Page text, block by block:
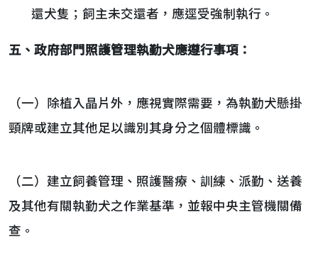
還犬隻；飼主未交還者，應逕受強制執行。
五、 政府部門照護管理執勤犬應遵行事項：
（一）除植入晶片外，應視實際需要，為執勤犬懸掛
頸牌或建立其他足以識別其身分之個體標識。
（二）建立飼養管理、照護醫療、訓練、派勤、送養
及其他有關執勤犬之作業基準，並報中央主管機關備
查。